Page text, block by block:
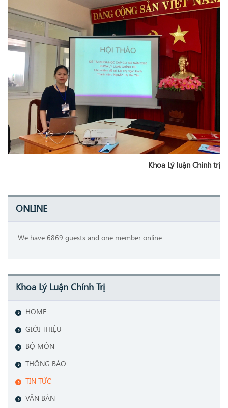
Khoa Lý luận Chính trị
ONLINE
We have 6869 guests and one member online
Khoa Lý Luận Chính Trị
HOME
GIỚI THIỆU
BỘ MÔN
THÔNG BÁO
TIN TỨC
VĂN BẢN